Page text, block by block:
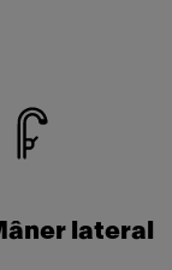
lateral